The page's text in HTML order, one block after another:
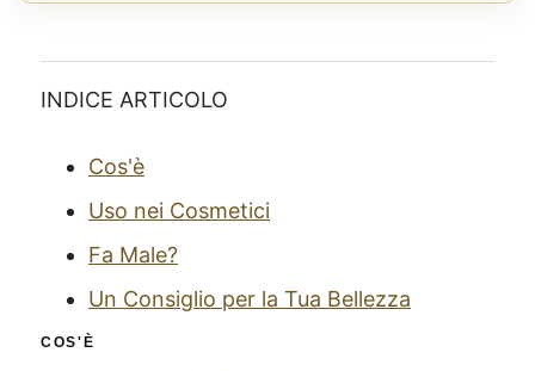
INDICE ARTICOLO
Cos'è
Uso nei Cosmetici
Fa Male?
Un Consiglio per la Tua Bellezza
COS'È